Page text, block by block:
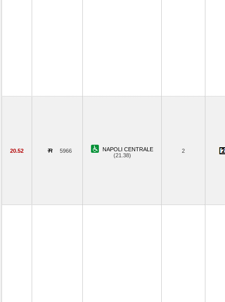
20.52 5966
NAPOLI CENTRALE
(21.38)
2